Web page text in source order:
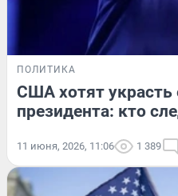
ПОЛИТИКА
США хотят украсть
президента: кто
11 июня, 2026, 11:06 1 389